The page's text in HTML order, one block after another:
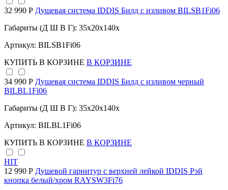
32 990 Р Душевая система IDDIS Билд с изливом BILSB1Fi06
Габариты (Д Ш В Г): 35x20x140x
Артикул: BILSB1Fi06
КУПИТЬ В КОРЗИНЕ В КОРЗИНЕ
34 990 Р Душевая система IDDIS Билд с изливом черный
BILBL1Fi06
Габариты (Д Ш В Г): 35x20x140x
Артикул: BILBL1Fi06
КУПИТЬ В КОРЗИНЕ В КОРЗИНЕ
HIT
12 990 Р Душевой гарнитур с верхней лейкой IDDIS Рэй
кнопка белый/хром RAYSW3Fi76